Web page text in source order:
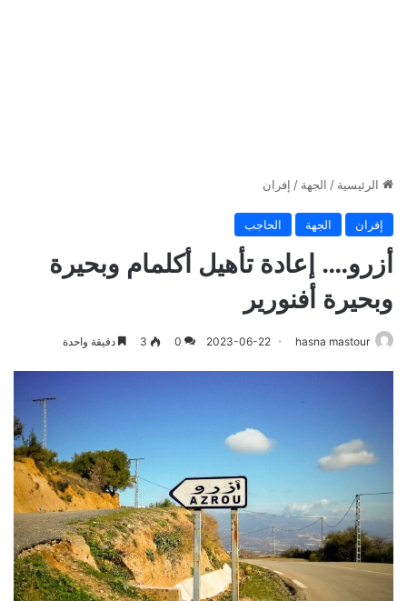
الرئيسية / الجهة / إفران
إفران الجهة الحاجب
أزرو…. إعادة تأهيل أكلمام وبحيرة
وبحيرة أفنورير
hasna mastour
2023-06-22
0
3 دقيقة واحدة